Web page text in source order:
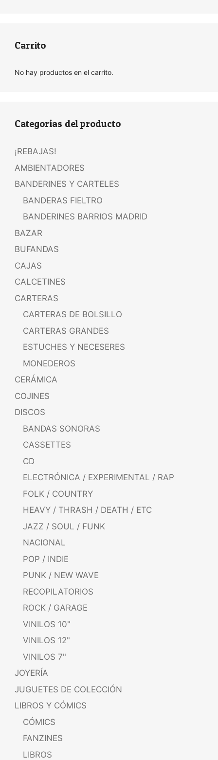
Carrito
No hay productos en el carrito.
Categorías del producto
¡REBAJAS!
AMBIENTADORES
BANDERINES Y CARTELES
BANDERAS FIELTRO
BANDERINES BARRIOS MADRID
BAZAR
BUFANDAS
CAJAS
CALCETINES
CARTERAS
CARTERAS DE BOLSILLO
CARTERAS GRANDES
ESTUCHES Y NECESERES
MONEDEROS
CERÁMICA
COJINES
DISCOS
BANDAS SONORAS
CASSETTES
CD
ELECTRÓNICA / EXPERIMENTAL / RAP
FOLK / COUNTRY
HEAVY / THRASH / DEATH / ETC
JAZZ / SOUL / FUNK
NACIONAL
POP / INDIE
PUNK / NEW WAVE
RECOPILATORIOS
ROCK / GARAGE
VINILOS 10"
VINILOS 12"
VINILOS 7"
JOYERÍA
JUGUETES DE COLECCIÓN
LIBROS Y CÓMICS
CÓMICS
FANZINES
LIBROS